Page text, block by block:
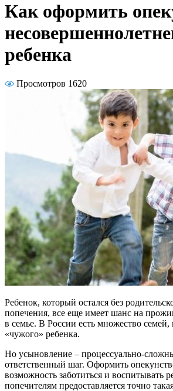
Как оформить
ребенка
Просмотров 1620
Ребенок, который остался без
попечения, все еще имеет шанс на
в семье. В России есть множество семей,
«чужого» ребенка.
Но усыновление – процессуально-
ответственный шаг. Оформить
возможность заботиться и воспитывать
попечителям предоставляется точно